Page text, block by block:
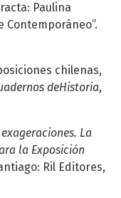
Paulina
Contemporáneo”.
chilenas,
deHistoria,
La
la Exposición
Ril Editores,